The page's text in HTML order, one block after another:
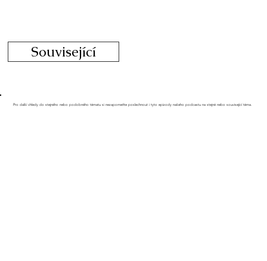
Související
Pro další vhledy do stejného nebo podobného tématu si nezapomeňte poslechnout i tyto epizody našeho podcastu na stejné nebo související téma.